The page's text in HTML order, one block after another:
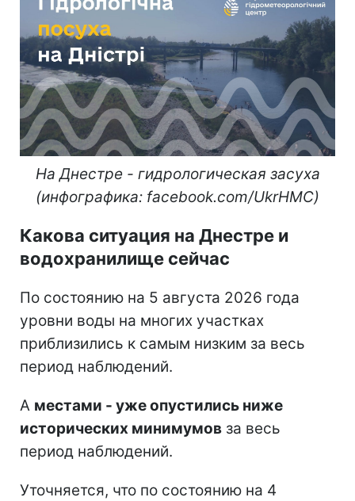
На Днестре - гидрологическая засуха
(инфографика: facebook.com/UkrHMC)
Какова ситуация на Днестре и
водохранилище сейчас
По состоянию на 5 августа 2026 года
уровни воды на многих участках
приблизились к самым низким за весь
период наблюдений.
А местами - уже опустились ниже
исторических минимумов за весь
период наблюдений.
Уточняется, что по состоянию на 4